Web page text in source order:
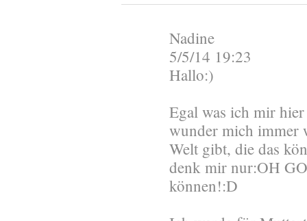
Nadine
5/5/14 19:23
Hallo:)
Egal was ich mir
wunder mich immer
Welt gibt, die das
denk mir nur:OH
können!:D